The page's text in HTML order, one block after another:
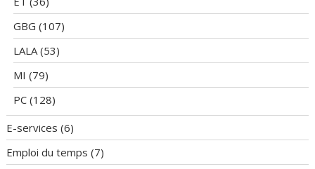
GBG (107)
LALA(53)
MI (79)
PC (128)
E-services (6)
Emploi du temps (7)